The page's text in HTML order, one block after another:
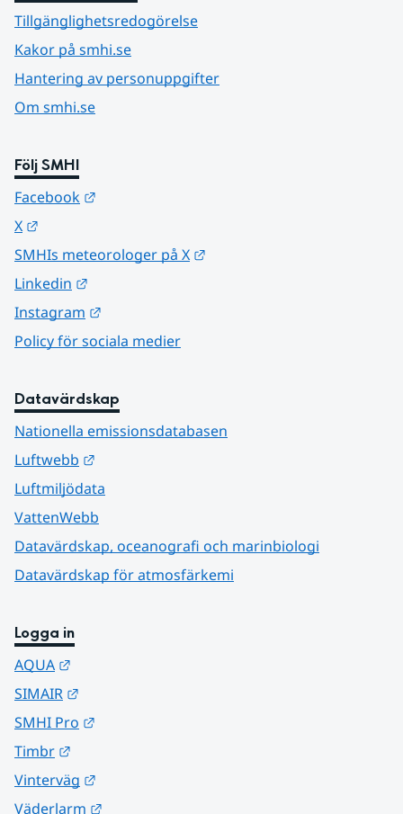
Tillgänglighetsredogörelse
Kakor på smhi.se
Hantering av personuppgifter
Om smhi.se
Följ SMHI
Facebook
X
SMHIs meteorologer på X
Linkedin
Instagram
Policy för sociala medier
Datavärdskap
Nationella emissionsdatabasen
Luftwebb
Luftmiljödata
VattenWebb
Datavärdskap, oceanografi och marinbiologi
Datavärdskap för atmosfärkemi
Logga in
AQUA
SIMAIR
SMHI Pro
Timbr
Vinterväg
Väderlarm